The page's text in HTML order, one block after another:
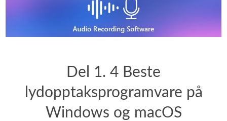
Del 1. 4 Beste
lydopptaksprogramvare på
Windows og macOS